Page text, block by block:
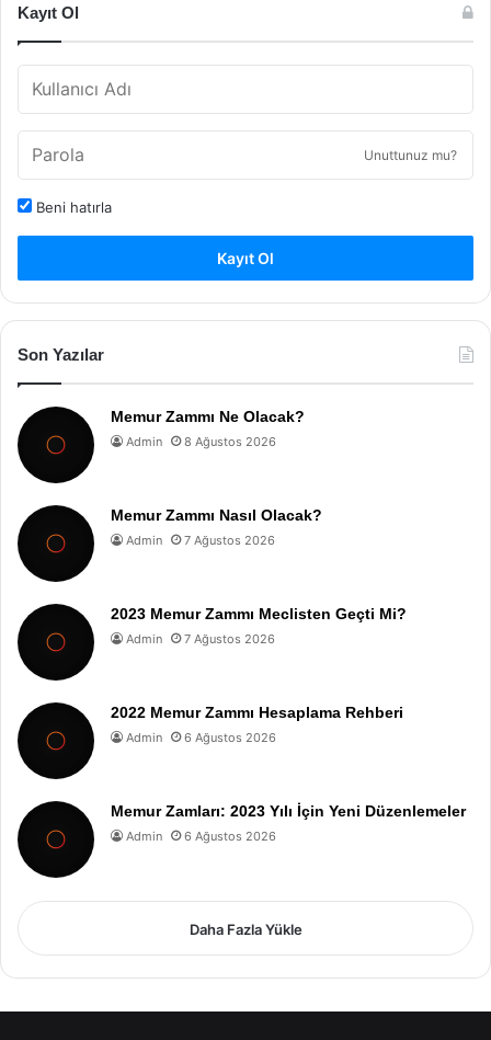
Kayıt Ol
Unuttunuz mu?
Beni hatırla
Kayıt Ol
Son Yazılar
Memur Zammı Ne Olacak?
Admin 8 Ağustos 2026
Memur Zammı Nasıl Olacak?
Admin 7 Ağustos 2026
2023 Memur Zammı Meclisten Geçti Mi?
Admin 7 Ağustos 2026
2022 Memur Zammı Hesaplama Rehberi
Admin 6 Ağustos 2026
Memur Zamları: 2023 Yılı İçin Yeni Düzenlemeler
Admin 6 Ağustos 2026
Daha Fazla Yükle